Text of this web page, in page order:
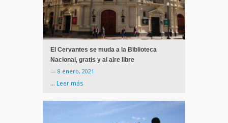
El Cervantes se muda a la Biblioteca
Nacional, gratis y al aire libre
— 8 enero, 2021
… Leer más